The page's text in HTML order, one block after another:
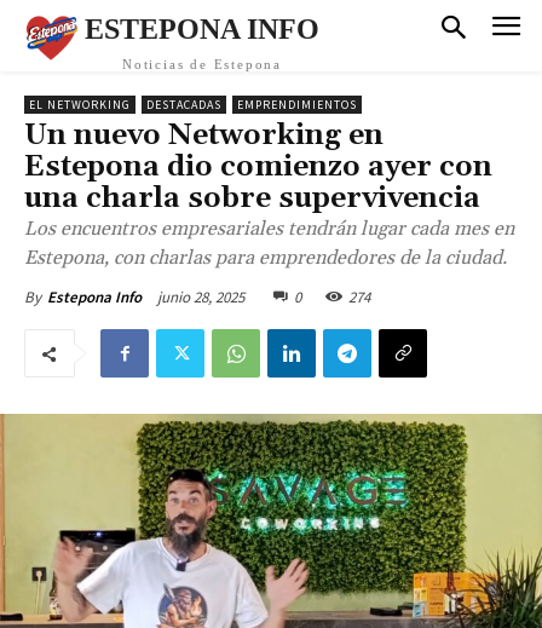
ESTEPONA INFO
Noticias de Estepona
EL NETWORKING DESTACADAS EMPRENDIMIENTOS
Un nuevo Networking en
Estepona dio comienzo ayer con
una charla sobre supervivencia
Los encuentros empresariales tendrán lugar cada mes en
Estepona, con charlas para emprendedores de la ciudad.
By Estepona Info junio 28, 2025 0 274